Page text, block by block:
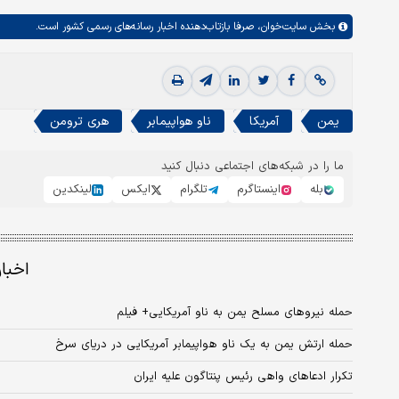
بخش سایت‌خوان، صرفا بازتاب‌دهنده اخبار رسانه‌های رسمی کشور است.
یمن آمریکا ناو هواپیمابر هری ترومن
ما را در شبکه‌های اجتماعی دنبال کنید
بله
اینستاگرم تلگرام ایکس لینکدین
حمله نیروهای مسلح یمن به ناو آمریکایی+ فیلم
حمله ارتش یمن به یک ناو هواپیمابر آمریکایی در دریای سرخ
تکرار ادعاهای واهی رئیس پنتاگون علیه ایران